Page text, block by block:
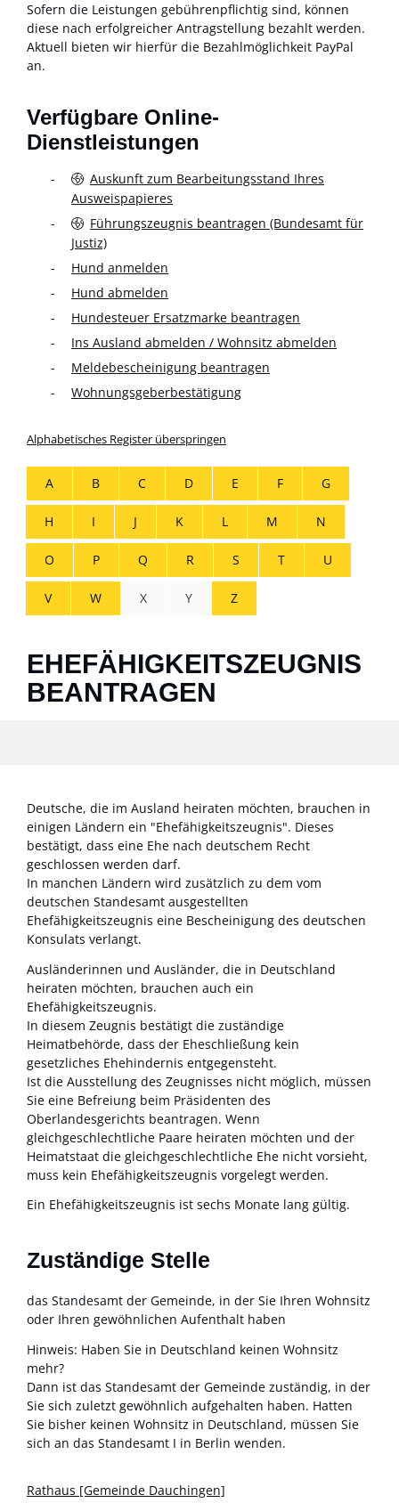
Sofern die Leistungen gebührenpflichtig sind, können
diese nach erfolgreicher Antragstellung bezahlt werden.
Aktuell bieten wir hierfür die Bezahlmöglichkeit PayPal
an.
Verfügbare Online-
Dienstleistungen
Auskunft zum Bearbeitungsstand Ihres
Ausweispapieres
Führungszeugnis beantragen (Bundesamt für
Justiz)
Hund anmelden
Hund abmelden
Hundesteuer Ersatzmarke beantragen
Ins Ausland abmelden / Wohnsitz abmelden
Meldebescheinigung beantragen
Wohnungsgeberbestätigung
Alphabetisches Register überspringen
A B C D E F G
H I J K L M N
O P Q R S T U
V W X Y Z
EHEFÄHIGKEITSZEUGNIS
BEANTRAGEN
Deutsche, die im Ausland heiraten möchten, brauchen in
einigen Ländern ein "Ehefähigkeitszeugnis". Dieses
bestätigt, dass eine Ehe nach deutschem Recht
geschlossen werden darf.
In manchen Ländern wird zusätzlich zu dem vom
deutschen Standesamt ausgestellten
Ehefähigkeitszeugnis eine Bescheinigung des deutschen
Konsulats verlangt.
Ausländerinnen und Ausländer, die in Deutschland
heiraten möchten, brauchen auch ein
Ehefähigkeitszeugnis.
In diesem Zeugnis bestätigt die zuständige
Heimatbehörde, dass der Eheschließung kein
gesetzliches Ehehindernis entgegensteht.
Ist die Ausstellung des Zeugnisses nicht möglich, müssen
Sie eine Befreiung beim Präsidenten des
Oberlandesgerichts beantragen. Wenn
gleichgeschlechtliche Paare heiraten möchten und der
Heimatstaat die gleichgeschlechtliche Ehe nicht vorsieht,
muss kein Ehefähigkeitszeugnis vorgelegt werden.
Ein Ehefähigkeitszeugnis ist sechs Monate lang gültig.
Zuständige Stelle
das Standesamt der Gemeinde, in der Sie Ihren Wohnsitz
oder Ihren gewöhnlichen Aufenthalt haben
Hinweis: Haben Sie in Deutschland keinen Wohnsitz
mehr?
Dann ist das Standesamt der Gemeinde zuständig, in der
Sie sich zuletzt gewöhnlich aufgehalten haben. Hatten
Sie bisher keinen Wohnsitz in Deutschland, müssen Sie
sich an das Standesamt I in Berlin wenden.
Rathaus [Gemeinde Dauchingen]